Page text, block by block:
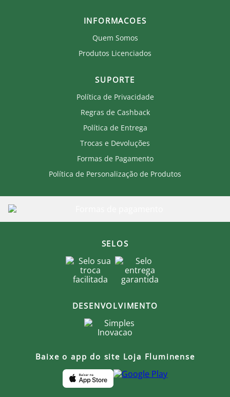
INFORMACOES
Quem Somos
Produtos Licenciados
SUPORTE
Política de Privacidade
Regras de Cashback
Política de Entrega
Trocas e Devoluções
Formas de Pagamento
Política de Personalização de Produtos
SELOS
DESENVOLVIMENTO
Baixe o app do site Loja Fluminense